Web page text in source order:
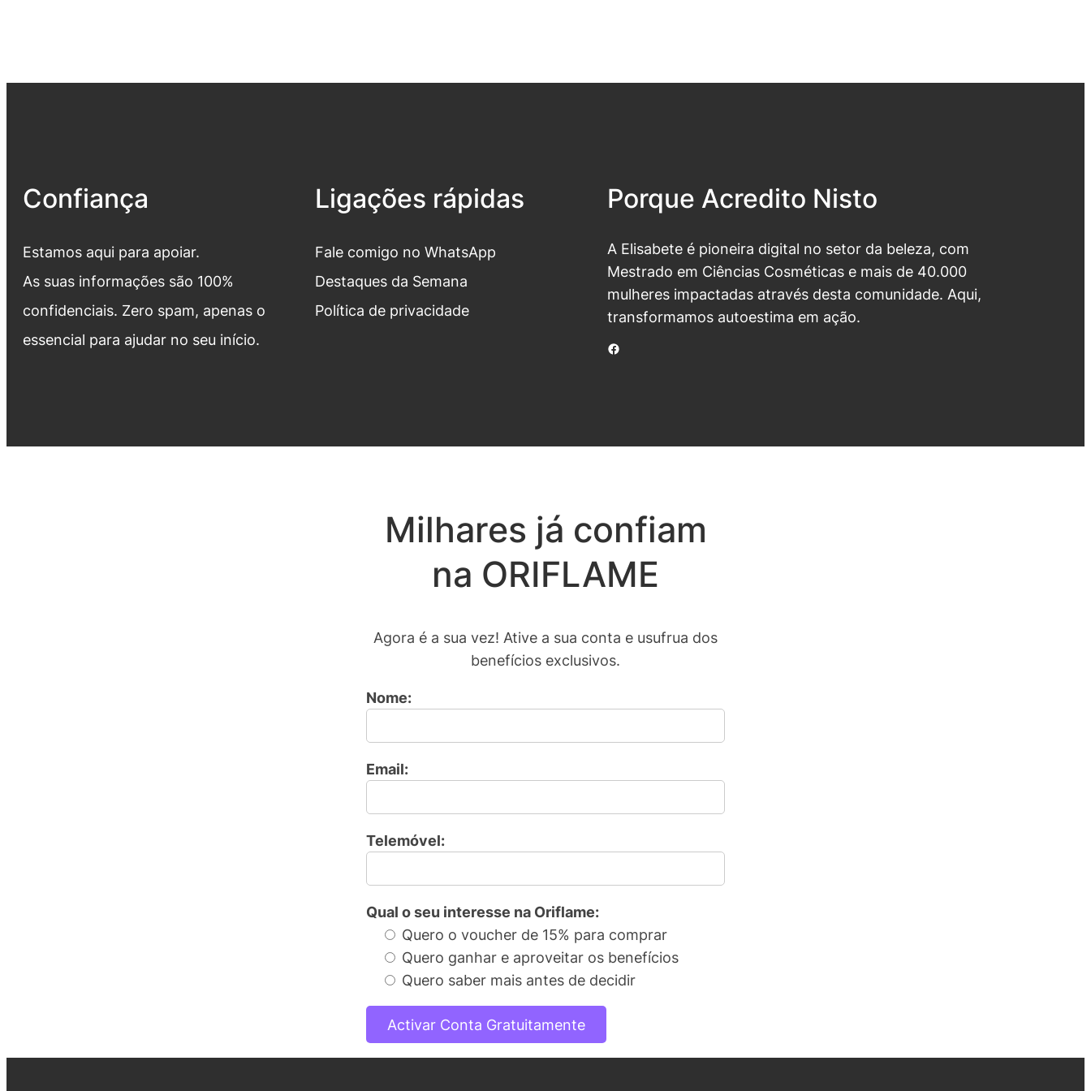
Confiança
Estamos aqui para apoiar.
As suas informações são 100%
confidenciais. Zero spam, apenas o
essencial para ajudar no seu início.
Ligações rápidas
Fale comigo no WhatsApp
Destaques da Semana
Política de privacidade
Porque Acredito Nisto
A Elisabete é pioneira digital no setor da beleza, com
Mestrado em Ciências Cosméticas e mais de 40.000
mulheres impactadas através desta comunidade. Aqui,
transformamos autoestima em ação.
Facebook
Milhares já confiam
na ORIFLAME
Agora é a sua vez! Ative a sua conta e usufrua dos
benefícios exclusivos.
Nome:
Email:
Telemóvel:
Qual o seu interesse na Oriflame:
Quero o voucher de 15% para comprar
Quero ganhar e aproveitar os benefícios
Quero saber mais antes de decidir